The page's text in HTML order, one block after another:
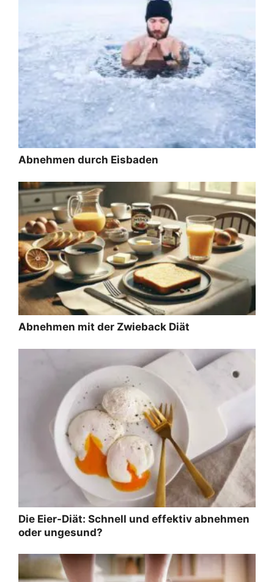
Abnehmen durch Eisbaden
Abnehmen mit der Zwieback Diät
Die Eier-Diät: Schnell und effektiv abnehmen
oder ungesund?